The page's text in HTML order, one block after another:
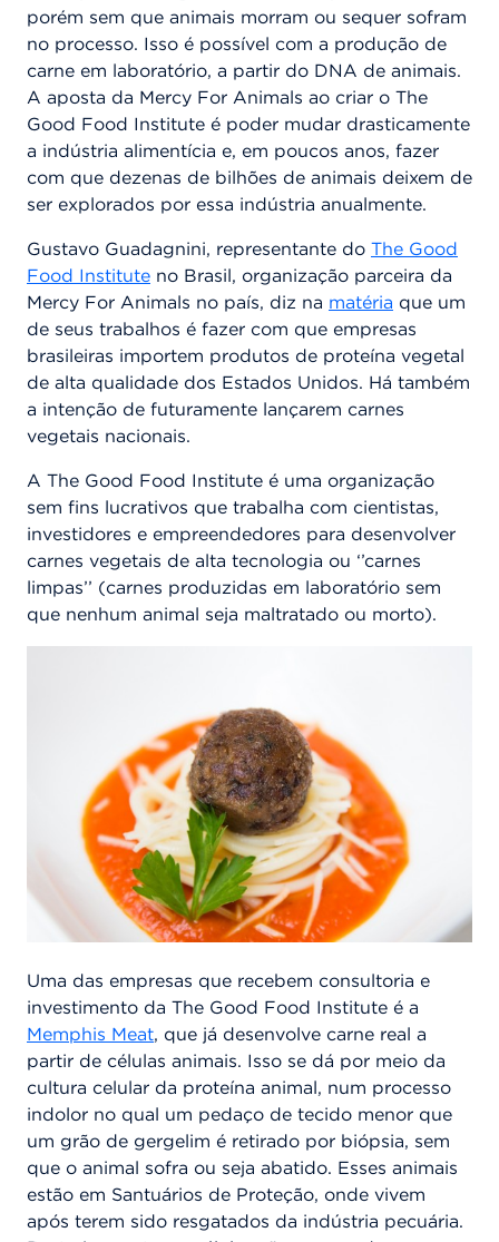
porém sem que animais morram ou sequer sofram
no processo. Isso é possível com a produção de
carne em laboratório, a partir do DNA de animais.
A aposta da Mercy For Animals ao criar o The
Good Food Institute é poder mudar drasticamente
a indústria alimentícia e, em poucos anos, fazer
com que dezenas de bilhões de animais deixem de
ser explorados por essa indústria anualmente.
Gustavo Guadagnini, representante do The Good
Food Institute no Brasil, organização parceira da
Mercy For Animals no país, diz na matéria que um
de seus trabalhos é fazer com que empresas
brasileiras importem produtos de proteína vegetal
de alta qualidade dos Estados Unidos. Há também
a intenção de futuramente lançarem carnes
vegetais nacionais.
A The Good Food Institute é uma organização
sem fins lucrativos que trabalha com cientistas,
investidores e empreendedores para desenvolver
carnes vegetais de alta tecnologia ou ‘’carnes
limpas’’ (carnes produzidas em laboratório sem
que nenhum animal seja maltratado ou morto).
Uma das empresas que recebem consultoria e
investimento da The Good Food Institute é a
Memphis Meat, que já desenvolve carne real a
partir de células animais. Isso se dá por meio da
cultura celular da proteína animal, num processo
indolor no qual um pedaço de tecido menor que
um grão de gergelim é retirado por biópsia, sem
que o animal sofra ou seja abatido. Esses animais
estão em Santuários de Proteção, onde vivem
após terem sido resgatados da indústria pecuária.